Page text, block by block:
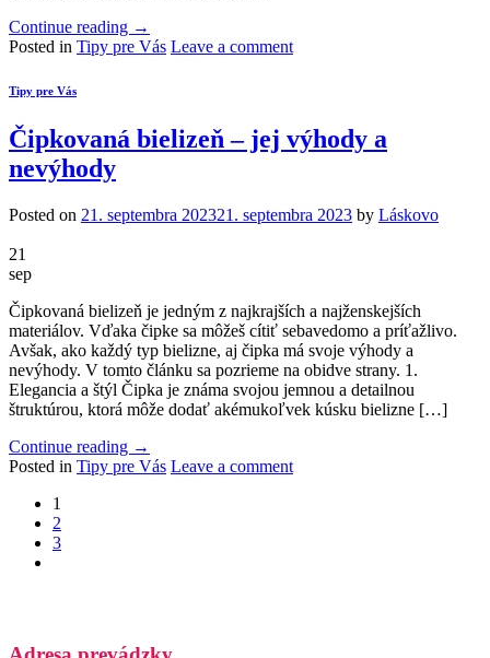
Continue reading →
Posted in Tipy pre Vás Leave a comment
Tipy pre Vás
Čipkovaná bielizeň – jej výhody a
nevýhody
Posted on 21. septembra 202321. septembra 2023 by Láskovo
21
sep
Čipkovaná bielizeň je jedným z najkrajších a najženskejších
materiálov. Vďaka čipke sa môžeš cítiť sebavedomo a príťažlivo.
Avšak, ako každý typ bielizne, aj čipka má svoje výhody a
nevýhody. V tomto článku sa pozrieme na obidve strany. 1.
Elegancia a štýl Čipka je známa svojou jemnou a detailnou
štruktúrou, ktorá môže dodať akémukoľvek kúsku bielizne […]
Continue reading →
Posted in Tipy pre Vás Leave a comment
1
2
3